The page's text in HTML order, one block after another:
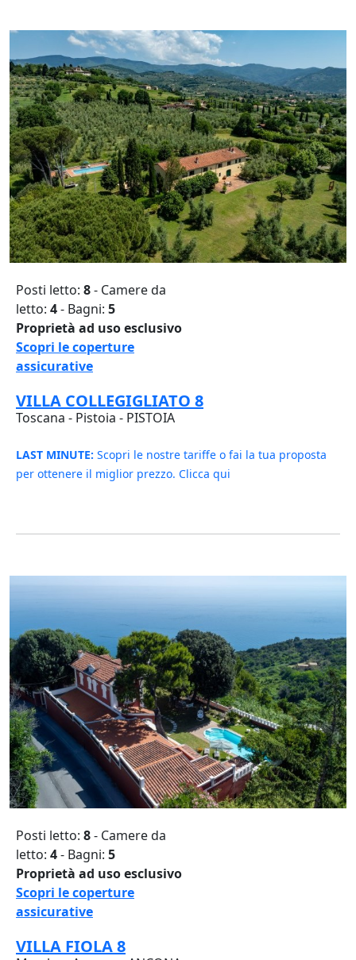
Posti letto: 8- Camere da
letto: 4- Bagni: 5
Proprietà ad uso esclusivo
Scopri le coperture
assicurative
VILLA COLLEGIGLIATO 8
Toscana - Pistoia - PISTOIA
LAST MINUTE: Scopri le nostre tariffe o fai la tua proposta
per ottenere il miglior prezzo. Clicca qui
Posti letto: 8- Camere da
letto: 4- Bagni: 5
Proprietà ad uso esclusivo
Scopri le coperture
assicurative
VILLA FIOLA 8